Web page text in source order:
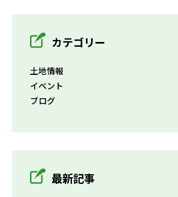
カテゴリー
土地情報
イベント
ブログ
最新記事